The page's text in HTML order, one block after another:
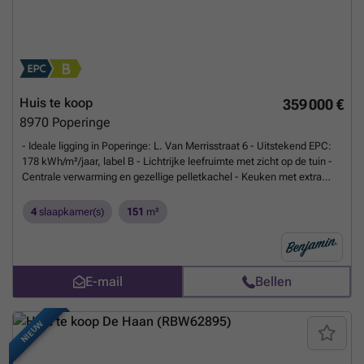
359 000 €
Huis te koop
8970 Poperinge
- Ideale ligging in Poperinge: L. Van Merrisstraat 6 - Uitstekend EPC:
178 kWh/m²/jaar, label B - Lichtrijke leefruimte met zicht op de tuin -
Centrale verwarming en gezellige pelletkachel - Keuken met extra
extra toilet - Zolder met zoldertrap - Omheinde tuin met terras en
4 slaapkamer(s) 151 m²
E-mail Bellen
NIEUW